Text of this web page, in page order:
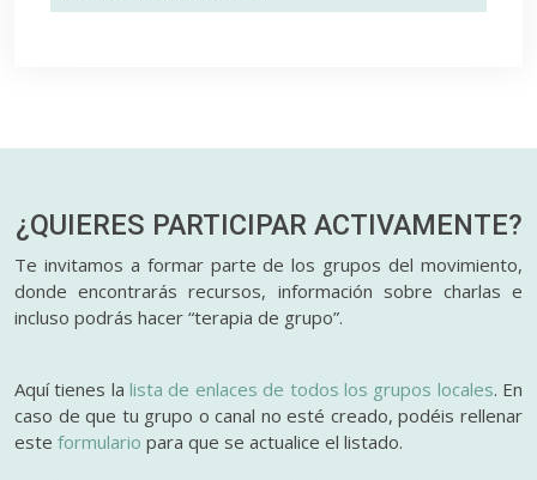
¿QUIERES PARTICIPAR ACTIVAMENTE?
Te invitamos a formar parte de los grupos del movimiento,
donde encontrarás recursos, información sobre charlas e
incluso podrás hacer “terapia de grupo”.
Aquí tienes lalista de enlaces de todos los grupos locales. En
caso de que tu grupo o canal no esté creado, podéis rellenar
este formulario para que se actualice el listado.